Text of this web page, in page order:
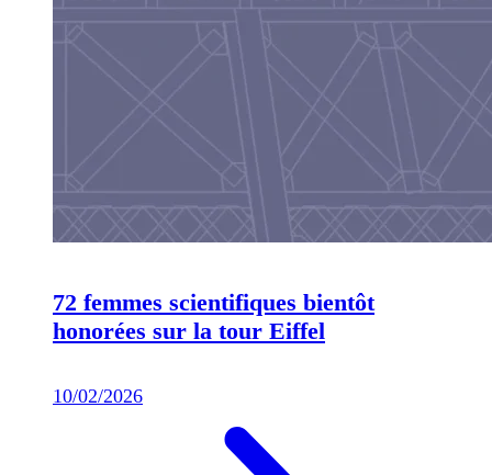
72 femmes scientifiques bientôt
honorées sur la tour Eiffel
10/02/2026